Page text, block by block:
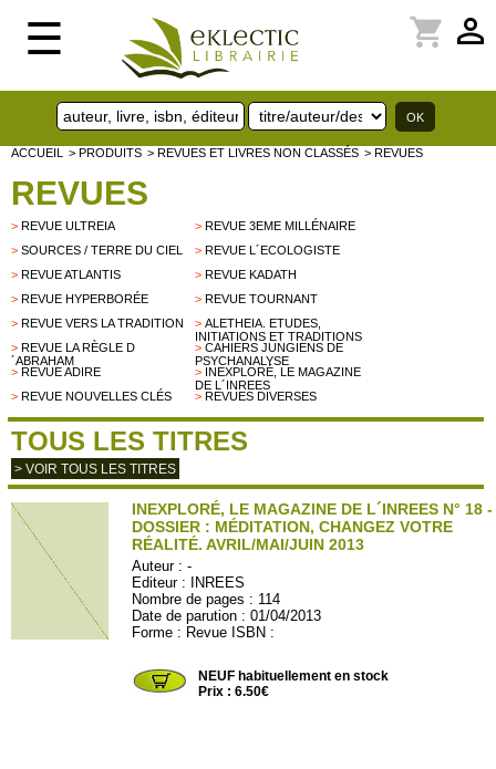
☰ perm_identity
shopping_cart
ACCUEIL > PRODUITS > REVUES ET LIVRES NON CLASSÉS > REVUES
REVUES
> REVUE ULTREIA >REVUE 3EME MILLÉNAIRE
> SOURCES / TERRE DU CIEL >REVUE L´ECOLOGISTE
> REVUE ATLANTIS >REVUE KADATH
> REVUE HYPERBORÉE >REVUE TOURNANT
> REVUE VERS LA TRADITION >ALETHEIA. ETUDES,
INITIATIONS ET TRADITIONS
> REVUE LA RÈGLE D
´ABRAHAM
>CAHIERS JUNGIENS DE
PSYCHANALYSE
> REVUE ADIRE > INEXPLORÉ, LE MAGAZINE
DE L´INREES
> REVUE NOUVELLES CLÉS >REVUES DIVERSES
TOUS LES TITRES
> VOIR TOUS LES TITRES
INEXPLORÉ, LE MAGAZINE DE L´INREES N° 18 -
DOSSIER : MÉDITATION, CHANGEZ VOTRE
RÉALITÉ. AVRIL/MAI/JUIN 2013
Auteur :-
Editeur :
INREES
Nombre de pages : 114
Date de parution : 01/04/2013
Forme : Revue ISBN :
NEUF habituellement en stock
Prix : 6.50€